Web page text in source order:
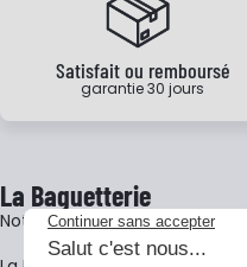
Satisfait ou remboursé
garantie 30 jours
La Baguetterie
Notre histoire